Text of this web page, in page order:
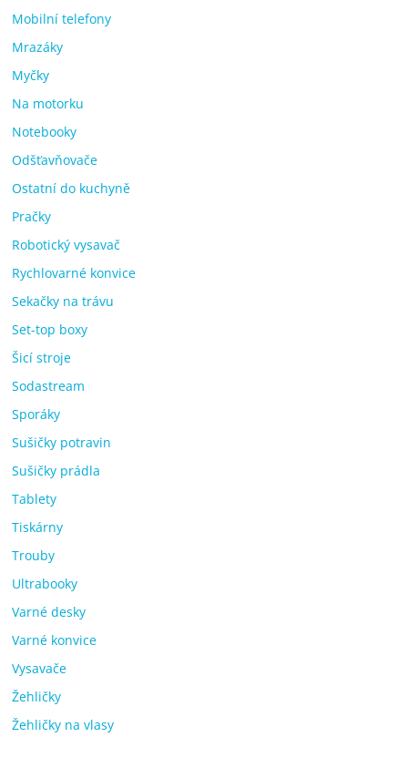
Mobilní telefony
Mrazáky
Myčky
Na motorku
Notebooky
Odšťavňovače
Ostatní do kuchyně
Pračky
Robotický vysavač
Rychlovarné konvice
Sekačky na trávu
Set-top boxy
Šicí stroje
Sodastream
Sporáky
Sušičky potravin
Sušičky prádla
Tablety
Tiskárny
Trouby
Ultrabooky
Varné desky
Varné konvice
Vysavače
Žehličky
Žehličky na vlasy